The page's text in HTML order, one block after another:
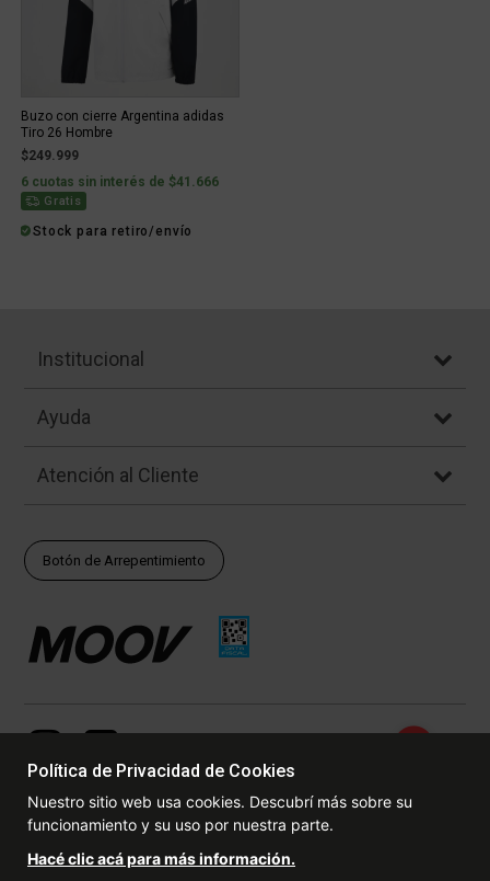
Buzo con cierre Argentina adidas
Tiro 26 Hombre
$249.999
6 cuotas sin interés de $41.666
Gratis
Stock para retiro/envío
Institucional
Ayuda
Atención al Cliente
Botón de Arrepentimiento
© Copyright - 2017 - 2026 www.dexter.com.ar, TODOS LOS
DERECHOS RESERVADOS. Las fotos contenidas en este site, el
Política de Privacidad de Cookies
Nuestro sitio web usa cookies. Descubrí más sobre su
funcionamiento y su uso por nuestra parte.
Hacé clic acá para más información.